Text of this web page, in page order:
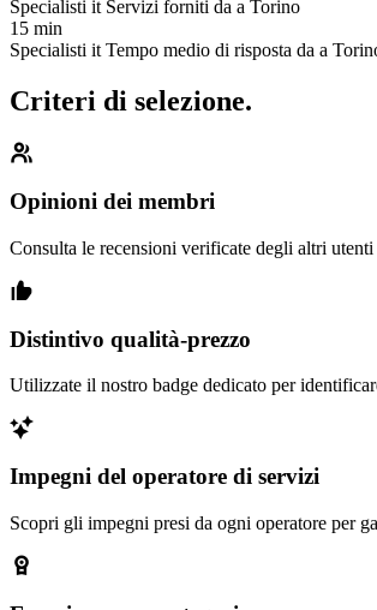
Specialisti it Servizi forniti da a Torino
15 min
Specialisti it Tempo medio di risposta da a
Criteri di selezione.
Opinioni dei membri
Consulta le recensioni verificate degli altri
Distintivo qualità-prezzo
Utilizzate il nostro badge dedicato per
Impegni del operatore di servizi
Scopri gli impegni presi da ogni operatore per